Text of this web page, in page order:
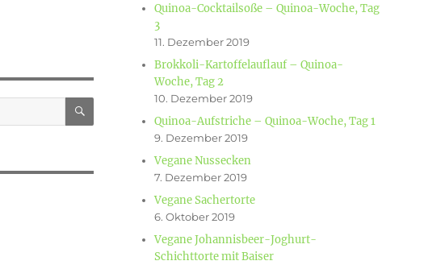
SUCHEN
Quinoa-Cocktailsoße – Quinoa-Woche, Tag
3
11. Dezember 2019
Brokkoli-Kartoffelauflauf – Quinoa-
Woche, Tag 2
10. Dezember 2019
Quinoa-Aufstriche – Quinoa-Woche, Tag 1
9. Dezember 2019
Vegane Nussecken
7. Dezember 2019
Vegane Sachertorte
6. Oktober 2019
Vegane Johannisbeer-Joghurt-
Schichttorte mit Baiser